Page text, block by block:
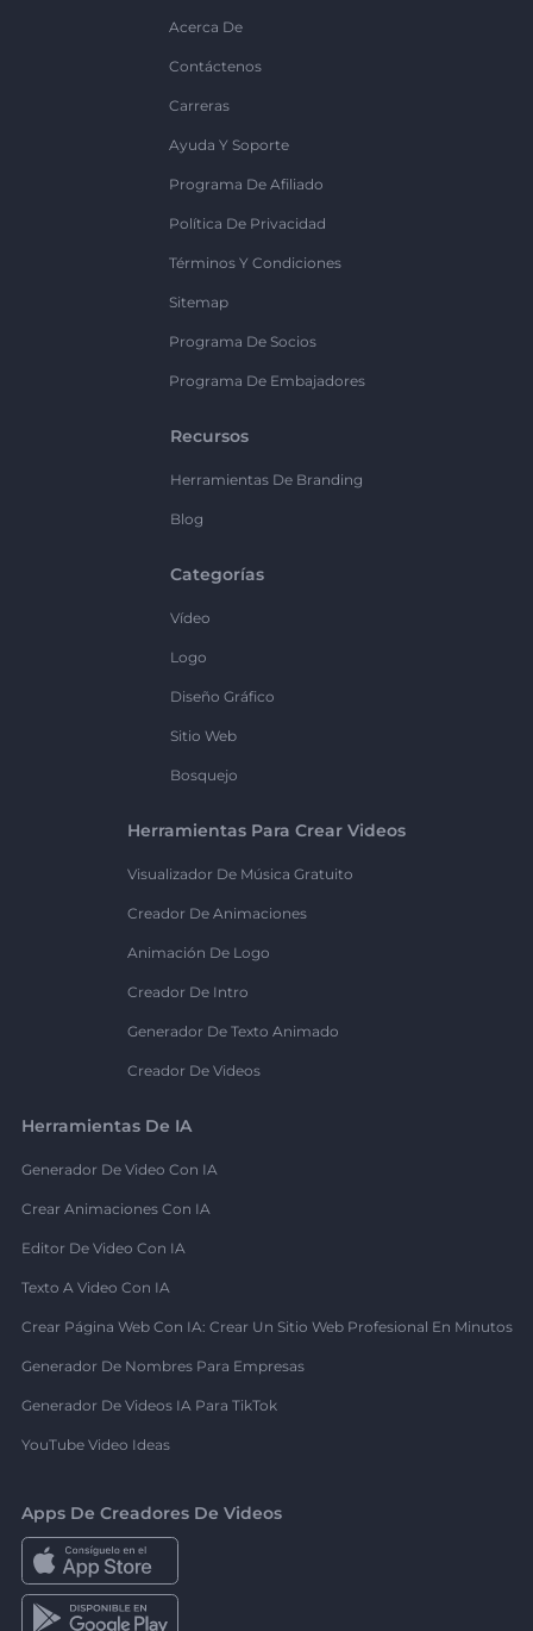
Acerca De
Contáctenos
Carreras
Ayuda Y Soporte
Programa De Afiliado
Política De Privacidad
Términos Y Condiciones
Sitemap
Programa De Socios
Programa De Embajadores
Recursos
Herramientas De Branding
Blog
Categorías
Vídeo
Logo
Diseño Gráfico
Sitio Web
Bosquejo
Herramientas Para Crear Videos
Visualizador De Música Gratuito
Creador De Animaciones
Animación De Logo
Creador De Intro
Generador De Texto Animado
Creador De Videos
Herramientas De IA
Generador De Video Con IA
Crear Animaciones Con IA
Editor De Video Con IA
Texto A Video Con IA
Crear Página Web Con IA: Crear Un Sitio Web Profesional En Minutos
Generador De Nombres Para Empresas
Generador De Videos IA Para TikTok
YouTube Video Ideas
Apps De Creadores De Videos